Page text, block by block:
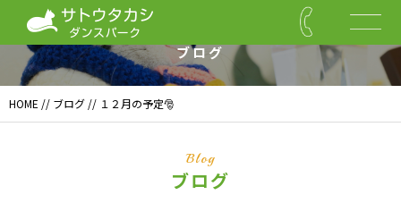
ブログ
HOME // ブログ // １２月の予定🎅
Blog
ブログ